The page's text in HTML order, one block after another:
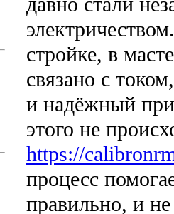
стройке, в
связано с
и надёжный
этого не
https://
процесс
правильно, и